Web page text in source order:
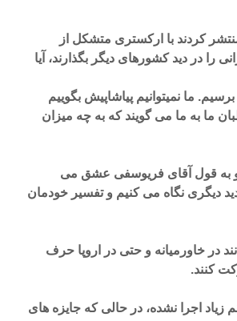
کردند با ارکستری متشکل از
را در دید کشورهای دیگر بگذارند، آیا
ما نمیتوانیم پیاشاپیش بگوییم
ما به ما می گویند که به چه میزان
و به قول آقای فریوسفی عشق می
دید دیگری نگاه می کنیم و تفسیر خودمان
در خاورمیانه و حتی در اروپا حرف
کنند.
زیاد اجرا نشده، در حالی که جایزه های